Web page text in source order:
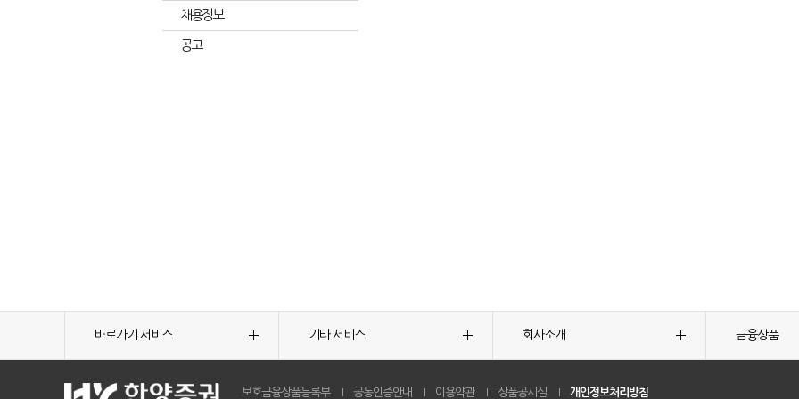
채용정보
공고
바로가기 서비스 기타 서비스 회사소개 금융상품
보호금융상품등록부 공동인증안내 이용약관 상품공시실 개인정보처리방침